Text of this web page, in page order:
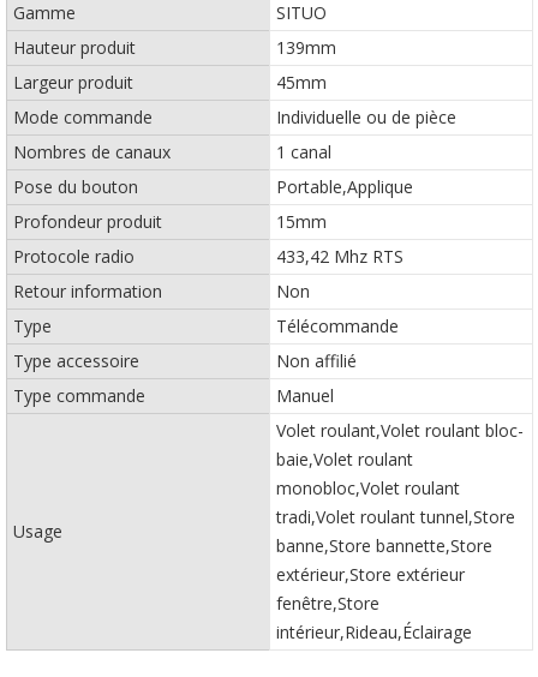
Gamme
SITUO
Hauteur produit
139mm
Largeur produit
45mm
Mode commande
Individuelle ou de pièce
Nombres de canaux
1 canal
Pose du bouton
Portable,Applique
Profondeur produit
15mm
Protocole radio
433,42 Mhz RTS
Retour information
Non
Type
Télécommande
Type accessoire
Non affilié
Type commande
Manuel
Usage
Volet roulant,Volet roulant bloc-
baie,Volet roulant
monobloc,Volet roulant
tradi,Volet roulant tunnel,Store
banne,Store bannette,Store
extérieur,Store extérieur
fenêtre,Store
intérieur,Rideau,Éclairage